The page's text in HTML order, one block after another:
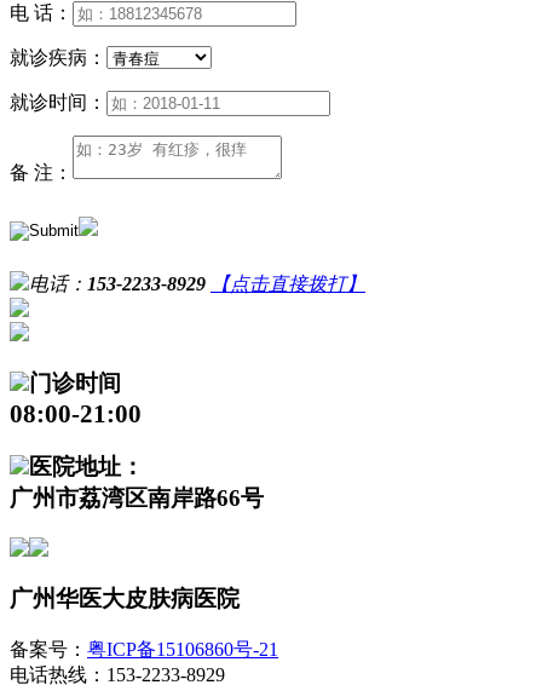
电 话：
就诊疾病：
就诊时间：
备 注：
电话： 153-2233-8929 【点击直接拨打】
门诊时间
08:00-21:00
医院地址：
广州市荔湾区南岸路66号
广州华医大皮肤病医院
备案号： 粤ICP备15106860号-21
电话热线：153-2233-8929